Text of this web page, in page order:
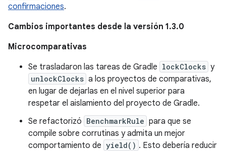
confirmaciones.
Cambios importantes desde la versión 1.3.0
Microcomparativas
Se trasladaron las tareas de Gradle lockClocks y
unlockClocks a los proyectos de comparativas,
en lugar de dejarlas en el nivel superior para
respetar el aislamiento del proyecto de Gradle.
Se refactorizó BenchmarkRule para que se
compile sobre corrutinas y admita un mejor
comportamiento de yield() . Esto debería reducir